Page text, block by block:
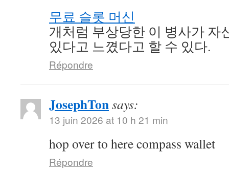
무료 슬롯 머신
개처럼 부상당한 이 병사가 자
있다고 느꼈다고 할 수 있다.
Répondre
JosephTonsays:
13 juin 2026 at 10 h 21 min
hop over to here compass wallet
Répondre